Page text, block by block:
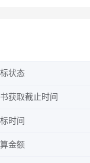
状态
获取截止时间
时间
金额